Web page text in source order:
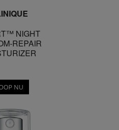
NIGHT
REPAIR
NU